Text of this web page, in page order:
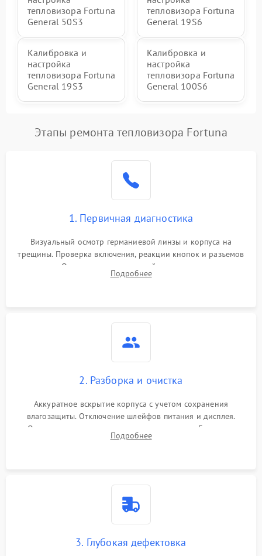
тепловизора Fortuna
General 50S3
тепловизора Fortuna
General 19S6
Калибровка и
настройка
тепловизора Fortuna
General 19S3
Калибровка и
настройка
тепловизора Fortuna
General 100S6
Этапы ремонта тепловизора Fortuna
1. Первичная диагностика
Визуальный осмотр германиевой линзы и корпуса на
трещины. Проверка включения, реакции кнопок и разъемов
зарядки. Оценка вывода тепловой сигнатуры на экран,
проверка базовых функций и считывание системных
Подробнее
2. Разборка и очистка
Аккуратное вскрытие корпуса с учетом сохранения
влагозащиты. Отключение шлейфов питания и дисплея.
Очистка внутренних плат от окислов и пыли. Бережная
обработка германиевого объектива специализированными
Подробнее
3. Глубокая дефектовка